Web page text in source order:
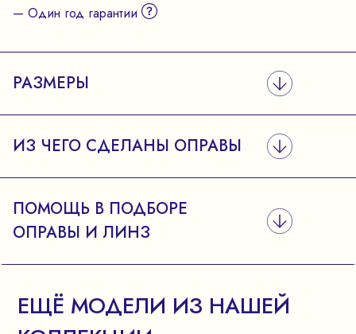
— Один год гарантии
РАЗМЕРЫ
ИЗ ЧЕГО СДЕЛАНЫ ОПРАВЫ
ПОМОЩЬ В ПОДБОРЕ
ОПРАВЫ И ЛИНЗ
ЕЩЁ МОДЕЛИ ИЗ НАШЕЙ